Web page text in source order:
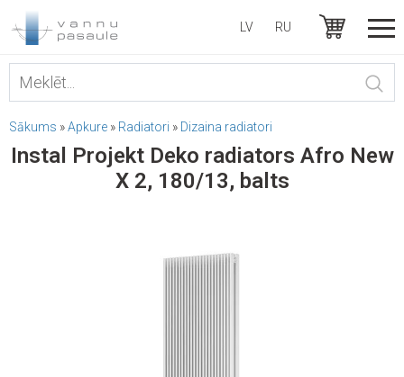
LV RU
Sākums »Apkure » Radiatori » Dizaina radiatori
Instal Projekt Deko radiators Afro New
X 2, 180/13, balts